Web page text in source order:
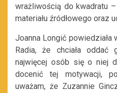
wrażliwością do kwadratu
materiału źródłowego oraz
Joanna Longić
Radia, że chciała oddać
najwięcej osób się o niej
docenić tej motywacji,
uważam, że Zuzannie